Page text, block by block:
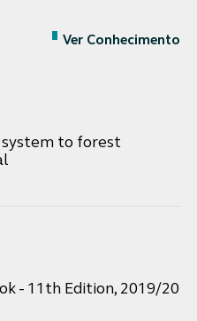
Ver Conhecimento
to forest
- 11th Edition, 2019/20